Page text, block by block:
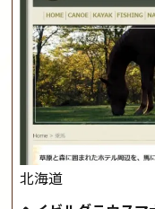
北海道